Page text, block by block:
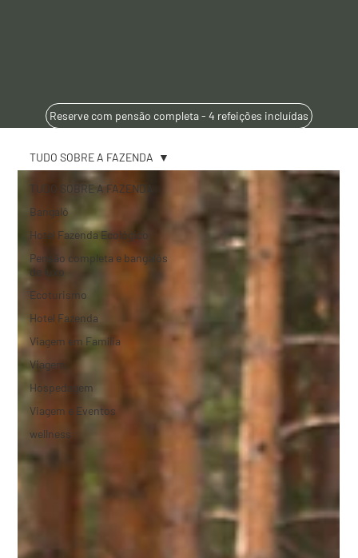
Reserve com pensão completa - 4 refeições incluídas
TUDO SOBRE A FAZENDA
Bangalô
Hotel Fazenda Ecológico
Pensão completa e bangalôs
de luxo
Ecoturismo
Hotel Fazenda
Viagem em Família
Viagem
Hospedagem
Viagem e Eventos
wellness
TUDO SOBRE A FAZENDA